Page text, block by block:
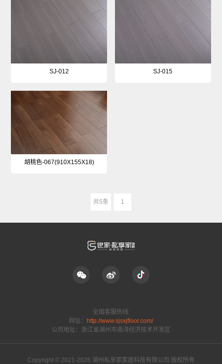
SJ-012 SJ-015
胡桃色-067(910X155X18)
共5条 1
全国客服热线:
网址：
http://www.sjsxjfloor.com/
公司地址： 浙江省湖州市南浔经济技术开发区
Copyright © 2021-2026 湖州私享家家居科技有限公司 版权所有